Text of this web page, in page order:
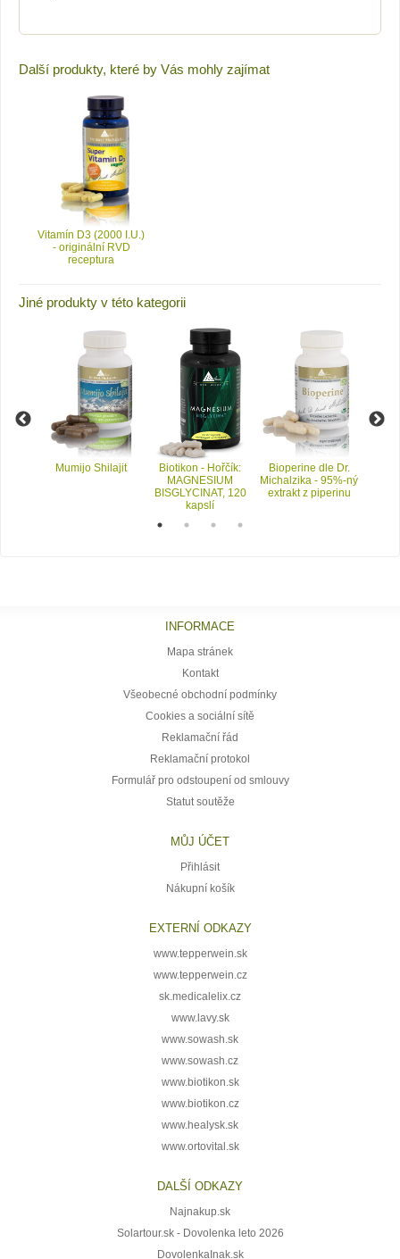
Další produkty, které by Vás mohly zajímat
Vitamín D3 (2000 I.U.)
- originální RVD
receptura
Jiné produkty v této kategorii
Mumijo Shilajit
Biotikon - Hořčík:
MAGNESIUM
BISGLYCINAT, 120
kapslí
Bioperine dle Dr.
Michalzika - 95%-ný
extrakt z piperinu
INFORMACE
Mapa stránek
Kontakt
Všeobecné obchodní podmínky
Cookies a sociální sítě
Reklamační řád
Reklamační protokol
Formulář pro odstoupení od smlouvy
Statut soutěže
MŮJ ÚČET
Přihlásit
Nákupní košík
EXTERNÍ ODKAZY
www.tepperwein.sk
www.tepperwein.cz
sk.medicalelix.cz
www.lavy.sk
www.sowash.sk
www.sowash.cz
www.biotikon.sk
www.biotikon.cz
www.healysk.sk
www.ortovital.sk
DALŠÍ ODKAZY
Najnakup.sk
Solartour.sk - Dovolenka leto 2026
DovolenkaInak.sk